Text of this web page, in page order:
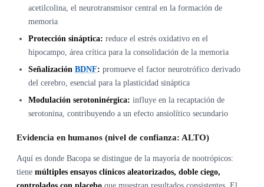
acetilcolina, el neurotransmisor central en la formación de
memoria
Protección sináptica: reduce el estrés oxidativo en el
hipocampo, área crítica para la consolidación de la memoria
Señalización BDNF: promueve el factor neurotrófico derivado
del cerebro, esencial para la plasticidad sináptica
Modulación serotoninérgica: influye en la recaptación de
serotonina, contribuyendo a un efecto ansiolítico secundario
Evidencia en humanos (nivel de confianza: ALTO)
Aquí es donde Bacopa se distingue de la mayoría de nootrópicos:
tiene múltiples ensayos clínicos aleatorizados, doble ciego,